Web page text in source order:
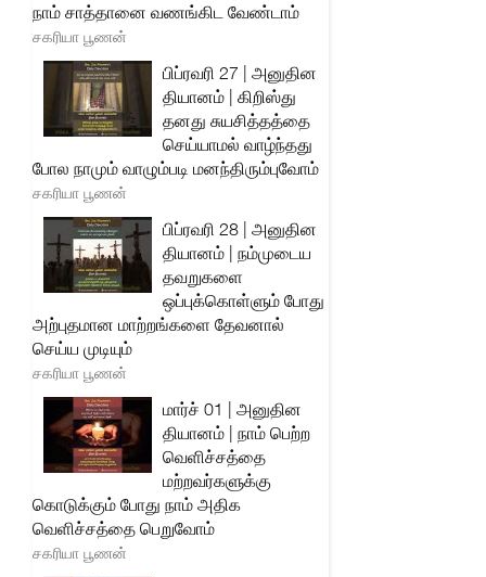
நாம் சாத்தானை வணங்கிட வேண்டாம்
சகரியா பூணன்
பிப்ரவரி 27 | அனுதின
தியானம் | கிறிஸ்து
தனது சுயசித்தத்தை
செய்யாமல் வாழ்ந்தது
போல நாமும் வாழும்படி மனந்திரும்புவோம்
சகரியா பூணன்
பிப்ரவரி 28 | அனுதின
தியானம் | நம்முடைய
தவறுகளை
ஒப்புக்கொள்ளும் போது
அற்புதமான மாற்றங்களை தேவனால்
செய்ய முடியும்
சகரியா பூணன்
மார்ச் 01 | அனுதின
தியானம் | நாம் பெற்ற
வெளிச்சத்தை
மற்றவர்களுக்கு
கொடுக்கும் போது நாம் அதிக
வெளிச்சத்தை பெறுவோம்
சகரியா பூணன்